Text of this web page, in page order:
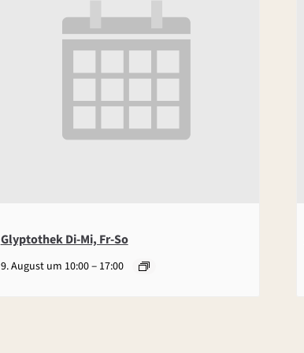
Glyptothek Di-Mi, Fr-So
9. August um 10:00– 17:00